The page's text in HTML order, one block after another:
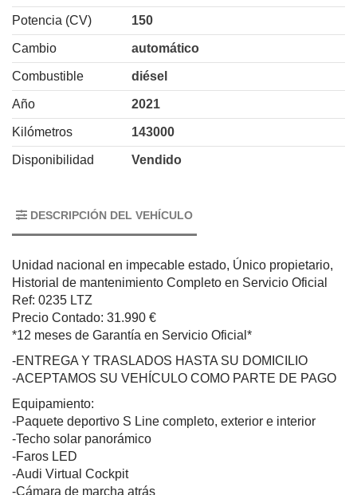
Potencia (CV) 150
Cambio automático
Combustible diésel
Año 2021
Kilómetros 143000
Disponibilidad Vendido
DESCRIPCIÓN DEL VEHÍCULO
Unidad nacional en impecable estado, Único propietario,
Historial de mantenimiento Completo en Servicio Oficial
Ref: 0235 LTZ
Precio Contado: 31.990 €
*12 meses de Garantía en Servicio Oficial*
-ENTREGA Y TRASLADOS HASTA SU DOMICILIO
-ACEPTAMOS SU VEHÍCULO COMO PARTE DE PAGO
Equipamiento:
-Paquete deportivo S Line completo, exterior e interior
-Techo solar panorámico
-Faros LED
-Audi Virtual Cockpit
-Cámara de marcha atrás